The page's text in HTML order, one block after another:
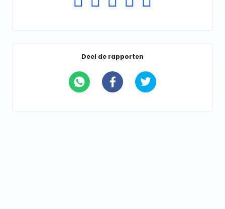
Deel de rapporten